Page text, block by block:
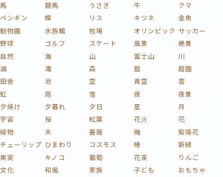
馬
競馬 うさぎ 牛
クマ
ペンギン
蝶 リス キツネ
金魚
動物園
水族館 牧場 オリンピック サッカー
野球
ゴルフ スケート 風景
絶景
自然
海 山 富士山
川
湖
滝 森 庭
庭園
田舎
池 空 青空
雲
虹
雨 雪 夜
夜景
夕焼け
夕暮れ 夕日 星
月
宇宙
桜 紅葉 花火
花
植物
木 薔薇 梅
紫陽花
チューリップ ひまわり コスモス 椿
新緑
果実
キノコ 葡萄 花束
りんご
文化
和風 家族 子ども
おもちゃ